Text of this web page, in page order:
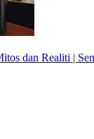
dan Realiti |